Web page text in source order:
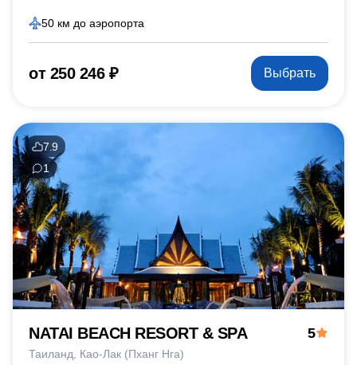
50 км до аэропорта
от 250 246 ₽ Выбрать
7.9
1
NATAI BEACH RESORT & SPA
Таиланд Као-Лак (Пханг Нга)
5